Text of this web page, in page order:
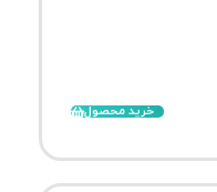
خرید محصول